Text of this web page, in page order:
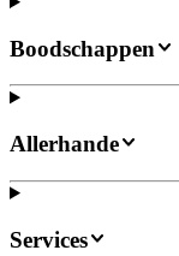
Boodschappen
Allerhande
Services